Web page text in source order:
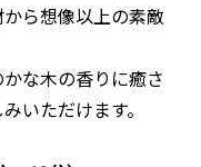
ら想像以上の素敵
な木の香りに癒さ
いただけます。